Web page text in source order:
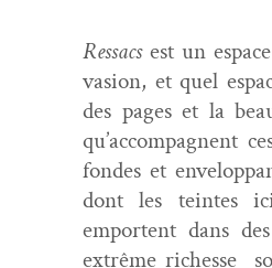
Ressacsest un
va­sion, et quel
des pages et la
qu’ac­com­pa­g­nent
fondes et
dont les teintes
empor­tent dans
extrême richesse